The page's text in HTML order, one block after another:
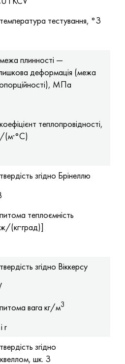
тестування, °З
плинності —
деформація (межа
МПа
теплопровідності,
(м·°С)
згідно Брінеллю
теплоємність
(кг·град)]
згідно Віккерсу
вага кг/м3
r
згідно
шк. З